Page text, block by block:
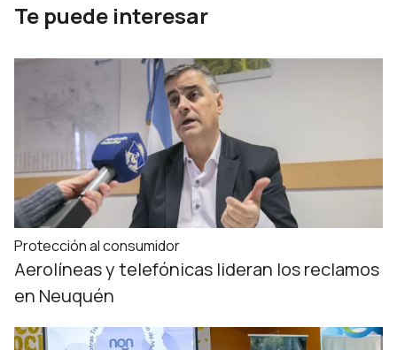
Te puede interesar
Protección al consumidor
Aerolíneas y telefónicas lideran los reclamos
en Neuquén